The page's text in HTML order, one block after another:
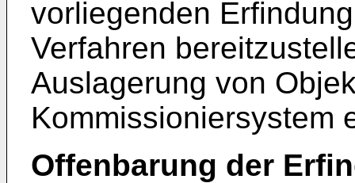
vorliegenden
Verfahren
Auslagerung von
Kommissioniersystem
Offenbarung der